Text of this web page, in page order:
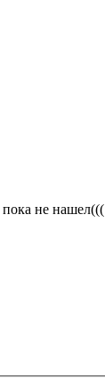
пока не нашел(((